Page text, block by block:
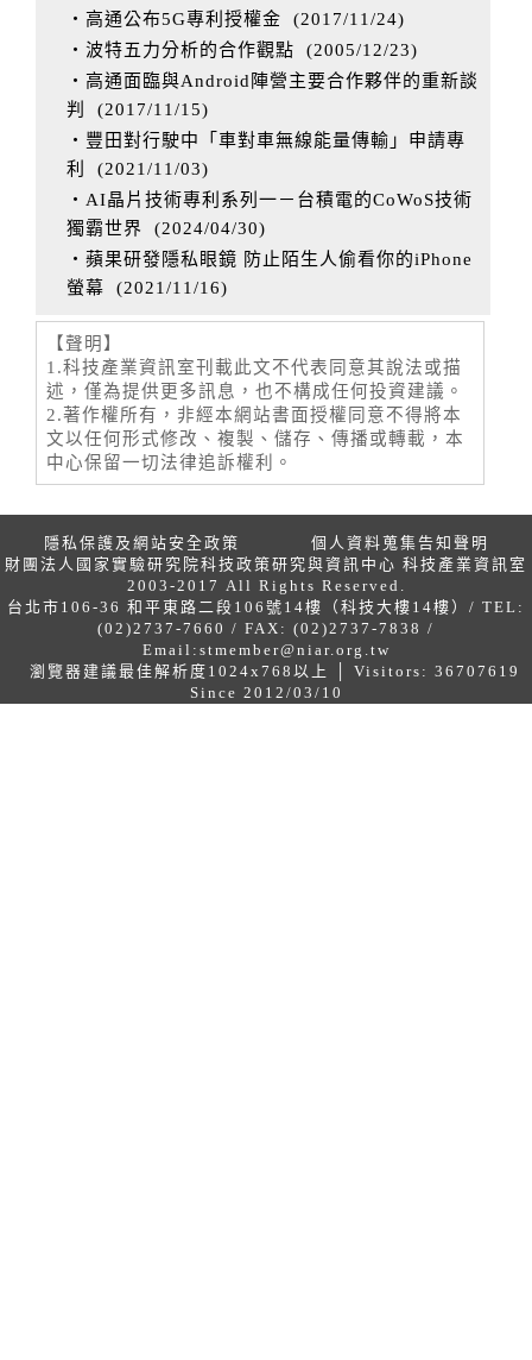
‧高通公布5G專利授權金 (2017/11/24)
‧波特五力分析的合作觀點 (2005/12/23)
‧高通面臨與Android陣營主要合作夥伴的重新談
判
(2017/11/15)
‧豐田對行駛中「車對車無線能量傳輸」申請專
利
(2021/11/03)
‧AI晶片技術專利系列一－台積電的CoWoS技術
獨霸世界 (2024/04/30)
‧蘋果研發隱私眼鏡 防止陌生人偷看你的iPhone
螢幕 (2021/11/16)
【聲明】
1.科技產業資訊室刊載此文不代表同意其說法或描
述，僅為提供更多訊息，也不構成任何投資建議。
2.著作權所有，非經本網站書面授權同意不得將本
文以任何形式修改、複製、儲存、傳播或轉載，本
中心保留一切法律追訴權利。
隱私保護及網站安全政策
個人資料蒐集告知聲明
財團法人國家實驗研究院科技政策研究與資訊中心 科技產業資訊室
2003-2017 All Rights Reserved.
台北市106-36 和平東路二段106號14樓（科技大樓14樓）/ TEL:
(02)2737-7660 / FAX: (02)2737-7838 /
Email: stmember@niar.org.tw
瀏覽器建議最佳解析度1024x768以上 │ Visitors: 36707619
Since 2012/03/10